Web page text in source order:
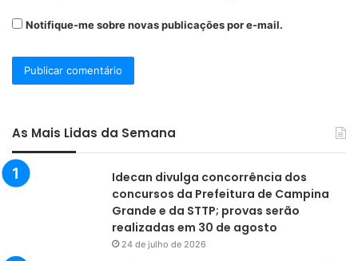
Notifique-me sobre novas publicações por e-mail.
As Mais Lidas da Semana
Idecan divulga concorrência dos
concursos da Prefeitura de Campina
Grande e da STTP; provas serão
realizadas em 30 de agosto
24 de julho de 2026